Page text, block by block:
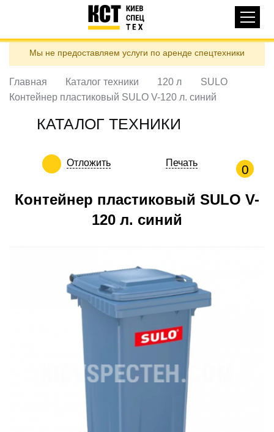
содержанию
навигация
КАТАЛОГ ТЕХНИКИ
ДОСТАВКА И ОПЛАТА
О НАС
КОНТАКТЫ
Контактні телефони:
Мы не предоставляем услуги по аренде спецтехники
Главная Каталог техники 120 л
SULO
Контейнер пластиковый SULO V-120 л. синий
КАТАЛОГ ТЕХНИКИ
Отложить Печать 0
Контейнер пластиковый SULO V-
120 л. синий